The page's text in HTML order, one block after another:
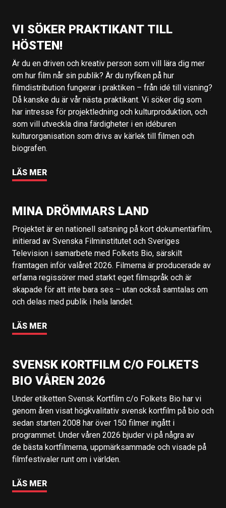
VI SÖKER PRAKTIKANT TILL
HÖSTEN!
Är du en driven och kreativ person som vill lära dig mer
om hur film når sin publik? Är du nyfiken på hur
filmdistribution fungerar i praktiken – från idé till visning?
Då kanske du är vår nästa praktikant. Vi söker dig som
har intresse för projektledning och kulturproduktion, och
som vill utveckla dina färdigheter i en idéburen
kulturorganisation som drivs av kärlek till filmen och
biografen.
LÄS MER
MINA DRÖMMARS LAND
Projektet är en nationell satsning på kort dokumentärfilm,
initierad av Svenska Filminstitutet och Sveriges
Television i samarbete med Folkets Bio, särskilt
framtagen inför valåret 2026. Filmerna är producerade av
erfarna regissörer med starkt eget filmspråk och är
skapade för att inte bara ses – utan också samtalas om
och delas med publik i hela landet.
LÄS MER
SVENSK KORTFILM C/O FOLKETS
BIO VÅREN 2026
Under etiketten Svensk Kortfilm c/o Folkets Bio har vi
genom åren visat högkvalitativ svensk kortfilm på bio och
sedan starten 2008 har över 150 filmer ingått i
programmet. Under våren 2026 bjuder vi på några av
de bästa kortfilmerna, uppmärksammade och visade på
filmfestivaler runt om i världen.
LÄS MER